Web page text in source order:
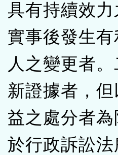
具有持續效
實事後發生
人之變更者
新證據者，
益之處分者
於行政訴訟